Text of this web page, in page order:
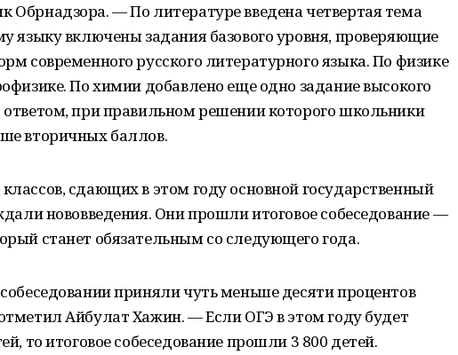
Обрнадзора. — По литературе введена четвертая тема
языку включены задания базового уровня, проверяющие
современного русского литературного языка. По физике
По химии добавлено еще одно задание высокого
ответом, при правильном решении которого школьники
вторичных баллов.
сдающих в этом году основной государственный
нововведения. Они прошли итоговое собеседование —
станет обязательным со следующего года.
приняли чуть меньше десяти процентов
Айбулат Хажин. — Если ОГЭ в этом году будет
то итоговое собеседование прошли 3 800 детей.